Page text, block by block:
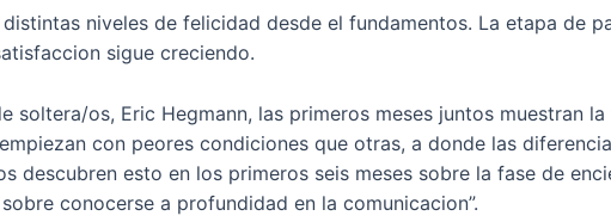
niveles de felicidad desde el fundamentos. La etapa de
sigue creciendo.
soltera/os, Eric Hegmann, las primeros meses juntos muestran
con peores condiciones que otras, a donde las
descubren esto en los primeros seis meses sobre la fase de
conocerse a profundidad en la comunicacion”.